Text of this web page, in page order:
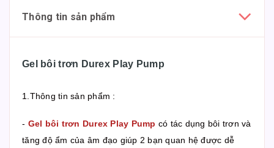
Thông tin sản phẩm
Gel bôi trơn Durex Play Pump
1.Thông tin sản phẩm :
- Gel bôi trơn Durex Play Pump có tác dụng bôi trơn và
tăng độ ẩm của âm đạo giúp 2 bạn quan hệ được dễ